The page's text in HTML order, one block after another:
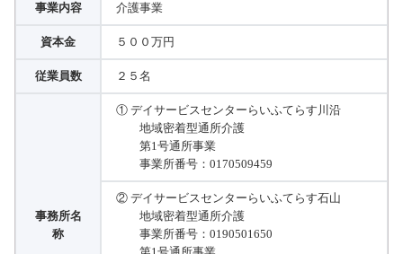
事業内容 介護事業
資本金 ５００万円
従業員数 ２５名
事務所名
称
① デイサービスセンターらいふてらす川沿
地域密着型通所介護
第1号通所事業
事業所番号：0170509459
② デイサービスセンターらいふてらす石山
地域密着型通所介護
事業所番号：0190501650